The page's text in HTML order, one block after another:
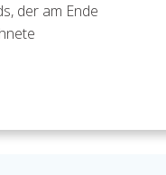
der am Ende